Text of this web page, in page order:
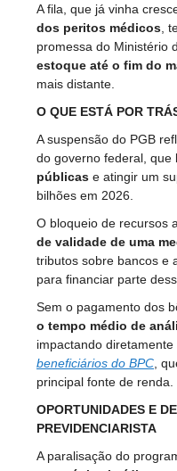
A fila, que já vinha
dos peritos médicos ,
promessa do Ministério
estoque até o fim do
mais distante.
O QUE ESTÁ POR
A suspensão do PGB
do governo federal, que
públicas e atingir um
bilhões em 2026.
O bloqueio de recursos
de validade de uma
tributos sobre bancos e
para financiar parte
Sem o pagamento dos
o tempo médio de
impactando diretamente
beneficiários do BPC ,
principal fonte de renda.
OPORTUNIDADES E
PREVIDENCIARISTA
A paralisação do